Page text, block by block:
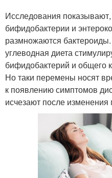
Исследования
бифидобактерии и
размножаются
углеводная диета
бифидобактерий и общего
Но таки перемены носят
к появлению симптомов
исчезают после изменения